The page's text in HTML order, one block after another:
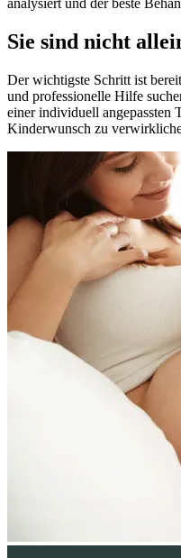
analysiert und der beste
Sie sind nicht
Der wichtigste Schritt ist
und professionelle Hilfe
einer individuell angepassten
Kinderwunsch zu